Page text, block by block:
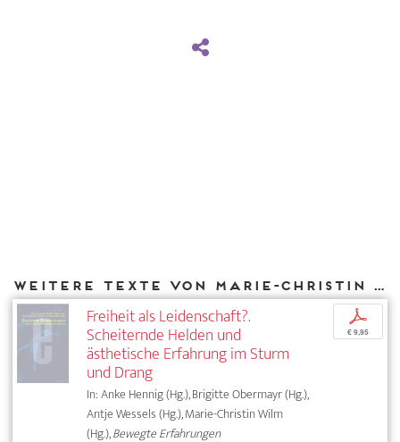
Weitere Texte von Marie-Christin Wilm bei DIAPHANES
Freiheit als Leidenschaft?.
Scheiternde Helden und
ästhetische Erfahrung im Sturm
und Drang
In: Anke Hennig (Hg.), Brigitte Obermayr (Hg.),
Antje Wessels (Hg.), Marie-Christin Wilm
(Hg.),Bewegte Erfahrungen
p
€ 9,95